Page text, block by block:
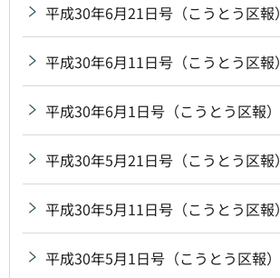
平成30年6月21日号（こうとう区報）
平成30年6月11日号（こうとう区報）
平成30年6月1日号（こうとう区報）
平成30年5月21日号（こうとう区報）
平成30年5月11日号（こうとう区報）
平成30年5月1日号（こうとう区報）